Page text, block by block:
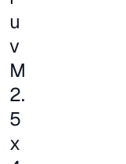
u
v
M
2.
5
x